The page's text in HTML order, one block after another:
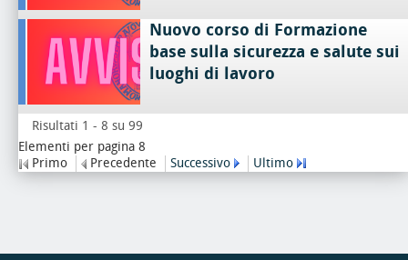
Nuovo corso di Formazione
base sulla sicurezza e salute sui
luoghi di lavoro
Risultati 1 - 8 su 99
Elementi per pagina 8
Primo
Precedente Successivo Ultimo